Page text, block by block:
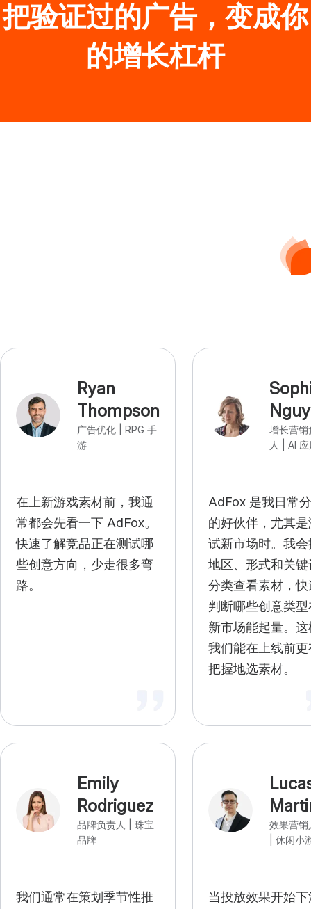
把验证过的广告，变成你
的增长杠杆
Ryan
Thompson
广告优化 | RPG 手
游
在上新游戏素材前，我通
常都会先看一下 AdFox。
快速了解竞品正在测试哪
些创意方向，少走很多弯
路。
增长营销
人 | AI
AdFox 是我日常
的好伙伴，尤其是
试新市场时。我会
地区、形式和关键
分类查看素材，快
判断哪些创意类型
新市场能起量。这
我们能在上线前更
把握地选素材。
Emily
Rodriguez
品牌负责人 | 珠宝
品牌
我们通常在策划季节性推
效果营销
| 休闲小
当投放效果开始下